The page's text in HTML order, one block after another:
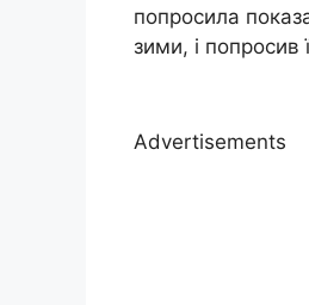
попросила
зими, і попросив
Advertisements